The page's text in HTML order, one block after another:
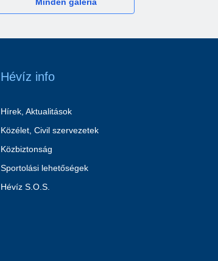
Minden galéria
Hévíz info
Hírek, Aktualitások
Közélet, Civil szervezetek
Közbiztonság
Sportolási lehetőségek
Hévíz S.O.S.